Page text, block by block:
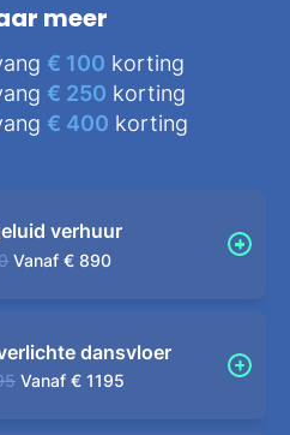
meer
€ 100 korting
€ 250 korting
€ 400 korting
verhuur
Vanaf € 890
dansvloer
Vanaf € 1195